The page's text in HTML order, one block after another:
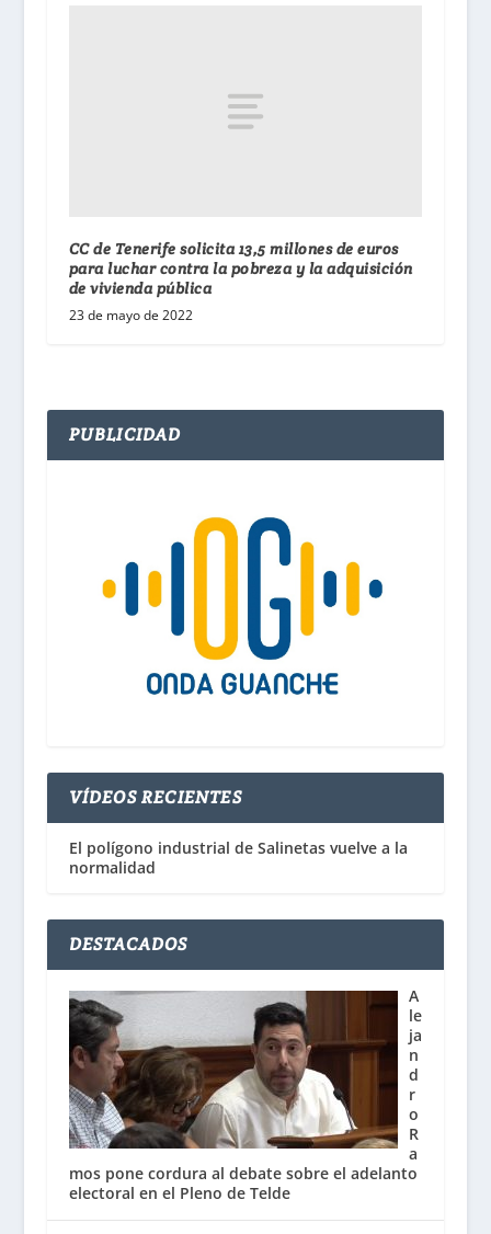
CC de Tenerife solicita 13,5 millones de euros
para luchar contra la pobreza y la adquisición
de vivienda pública
23 de mayo de 2022
PUBLICIDAD
VÍDEOS RECIENTES
El polígono industrial de Salinetas vuelve a la
normalidad
DESTACADOS
A
le
ja
n
d
r
o
R
a
mos pone cordura al debate sobre el adelanto
electoral en el Pleno de Telde